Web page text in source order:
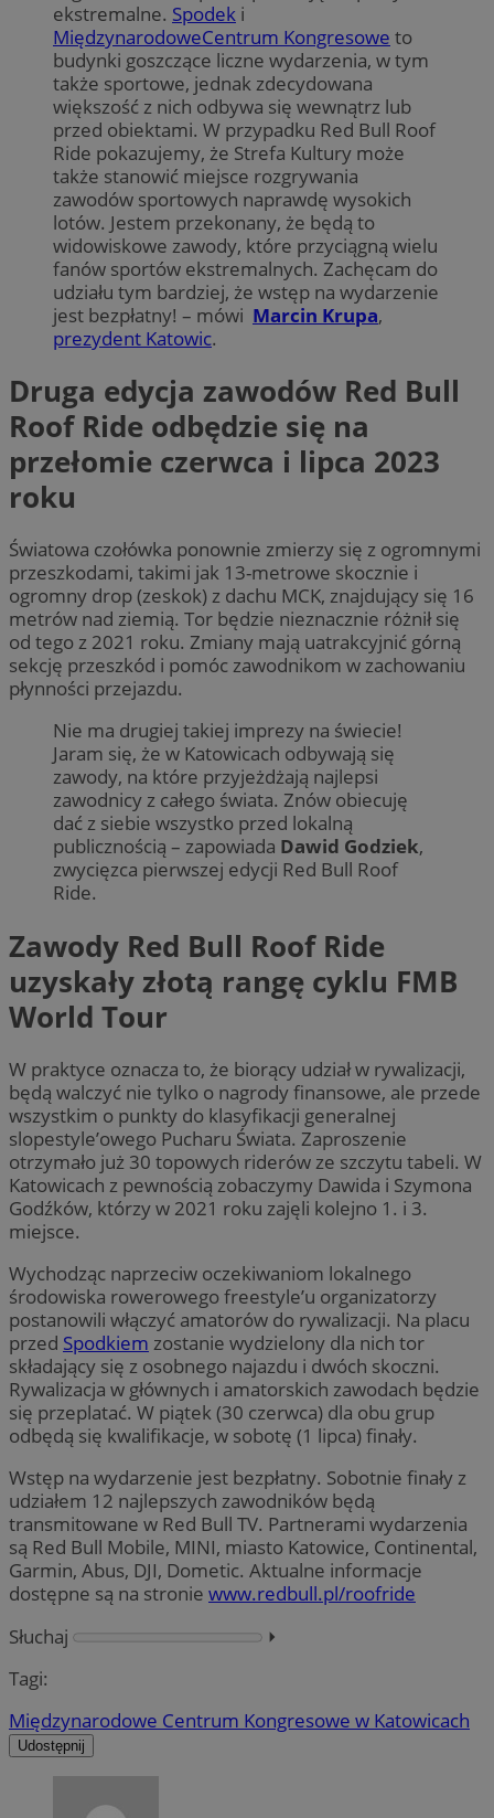
ekstremalne. Spodek i
MiędzynarodoweCentrum Kongresowe to
budynki goszczące liczne wydarzenia, w tym
także sportowe, jednak zdecydowana
większość z nich odbywa się wewnątrz lub
przed obiektami. W przypadku Red Bull Roof
Ride pokazujemy, że Strefa Kultury może
także stanowić miejsce rozgrywania
zawodów sportowych naprawdę wysokich
lotów. Jestem przekonany, że będą to
widowiskowe zawody, które przyciągną wielu
fanów sportów ekstremalnych. Zachęcam do
udziału tym bardziej, że wstęp na wydarzenie
jest bezpłatny! – mówi Marcin Krupa,
prezydent Katowic.
Druga edycja zawodów Red Bull
Roof Ride odbędzie się na
przełomie czerwca i lipca 2023
roku
Światowa czołówka ponownie zmierzy się z ogromnymi
przeszkodami, takimi jak 13-metrowe skocznie i
ogromny drop (zeskok) z dachu MCK, znajdujący się 16
metrów nad ziemią. Tor będzie nieznacznie różnił się
od tego z 2021 roku. Zmiany mają uatrakcyjnić górną
sekcję przeszkód i pomóc zawodnikom w zachowaniu
płynności przejazdu.
Nie ma drugiej takiej imprezy na świecie!
Jaram się, że w Katowicach odbywają się
zawody, na które przyjeżdżają najlepsi
zawodnicy z całego świata. Znów obiecuję
dać z siebie wszystko przed lokalną
publicznością – zapowiada Dawid Godziek,
zwycięzca pierwszej edycji Red Bull Roof
Ride.
Zawody Red Bull Roof Ride
uzyskały złotą rangę cyklu FMB
World Tour
W praktyce oznacza to, że biorący udział w rywalizacji,
będą walczyć nie tylko o nagrody finansowe, ale przede
wszystkim o punkty do klasyfikacji generalnej
slopestyle’owego Pucharu Świata. Zaproszenie
otrzymało już 30 topowych riderów ze szczytu tabeli. W
Katowicach z pewnością zobaczymy Dawida i Szymona
Godźków, którzy w 2021 roku zajęli kolejno 1. i 3.
miejsce.
Wychodząc naprzeciw oczekiwaniom lokalnego
środowiska rowerowego freestyle’u organizatorzy
postanowili włączyć amatorów do rywalizacji. Na placu
przed Spodkiem zostanie wydzielony dla nich tor
składający się z osobnego najazdu i dwóch skoczni.
Rywalizacja w głównych i amatorskich zawodach będzie
się przeplatać. W piątek (30 czerwca) dla obu grup
odbędą się kwalifikacje, w sobotę (1 lipca) finały.
Wstęp na wydarzenie jest bezpłatny. Sobotnie finały z
udziałem 12 najlepszych zawodników będą
transmitowane w Red Bull TV. Partnerami wydarzenia
są Red Bull Mobile, MINI, miasto Katowice, Continental,
Garmin, Abus, DJI, Dometic. Aktualne informacje
dostępne są na stronie www.redbull.pl/roofride
Słuchaj
⏵︎
Tagi:
Międzynarodowe Centrum Kongresowe w Katowicach
Udostępnij